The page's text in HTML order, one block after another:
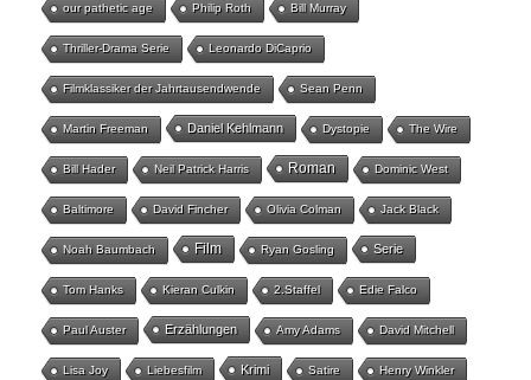
our pathetic age Philip Roth Bill Murray
Thriller-Drama Serie Leonardo DiCaprio
Filmklassiker der Jahrtausendwende Sean Penn
Martin Freeman Daniel Kehlmann Dystopie The Wire
Bill Hader Neil Patrick Harris Roman Dominic West
Baltimore David Fincher Olivia Colman Jack Black
Noah Baumbach Film Ryan Gosling Serie
Tom Hanks Kieran Culkin 2.Staffel Edie Falco
Paul Auster Erzählungen Amy Adams David Mitchell
Lisa Joy Liebesfilm Krimi Satire Henry Winkler